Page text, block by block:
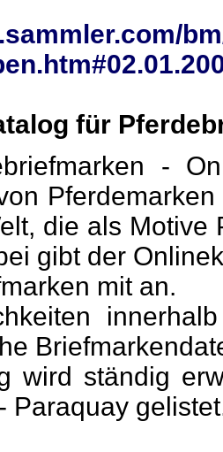
für
-
die als Motive
gibt der
mit an.
wird ständig
Paraquay